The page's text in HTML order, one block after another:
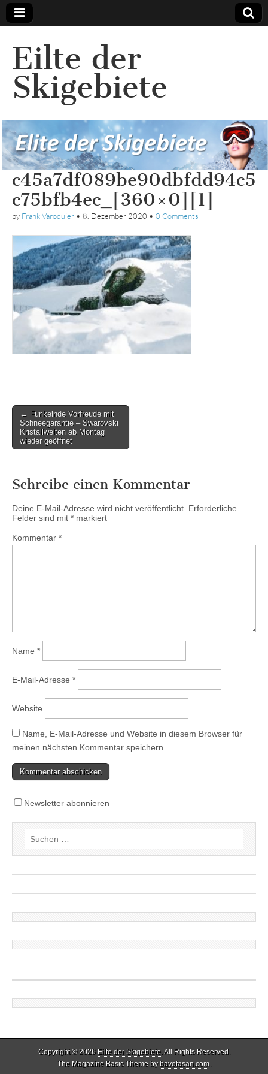
Eilte der
Skigebiete
c45a7df089be90dbfdd94c5
c75bfb4ec_[360×0][1]
by Frank Varoquier • 8. Dezember 2020 • 0 Comments
Post
navigation
← Funkelnde Vorfreude mit
Schneegarantie – Swarovski
Kristallwelten ab Montag
wieder geöffnet
Schreibe einen Kommentar
Deine E-Mail-Adresse wird nicht veröffentlicht. Erforderliche
Felder sind mit * markiert
Kommentar *
Name *
E-Mail-Adresse *
Website
Name, E-Mail-Adresse und Website in diesem Browser für
meinen nächsten Kommentar speichern.
Newsletter abonnieren
Suchen
nach:
Copyright © 2026 Eilte der Skigebiete. All Rights Reserved.
The Magazine Basic Theme bybavotasan.com.